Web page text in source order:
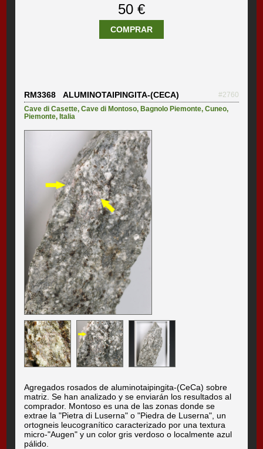
50 €
COMPRAR
RM3368 ALUMINOTAIPINGITA-(CECA)
#2760
Cave di Casette,Cave di Montoso,Bagnolo Piemonte,Cuneo,
Piemonte,Italia
Agregados rosados de aluminotaipingita-(CeCa) sobre
matriz. Se han analizado y se enviarán los resultados al
comprador. Montoso es una de las zonas donde se
extrae la "Pietra di Luserna" o "Piedra de Luserna", un
ortogneis leucogranítico caracterizado por una textura
micro-"Augen" y un color gris verdoso o localmente azul
pálido.